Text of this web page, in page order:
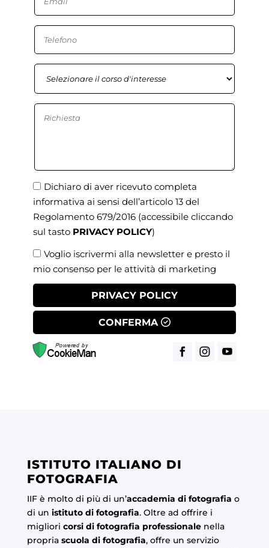
Dichiaro di aver ricevuto completa
informativa ai sensi dell’articolo 13 del
Regolamento 679/2016 (accessibile cliccando
sul tasto PRIVACY POLICY)
Voglio iscrivermi alla newsletter e presto il
mio consenso per le attività di marketing
PRIVACY POLICY
CONFERMA
ISTITUTO ITALIANO DI
FOTOGRAFIA
IIF è molto di più di un’accademia di fotografia o
di un istituto di fotografia. Oltre ad offrire i
migliori corsi di fotografia professionalenella
propria scuola di fotografia, offre un servizio